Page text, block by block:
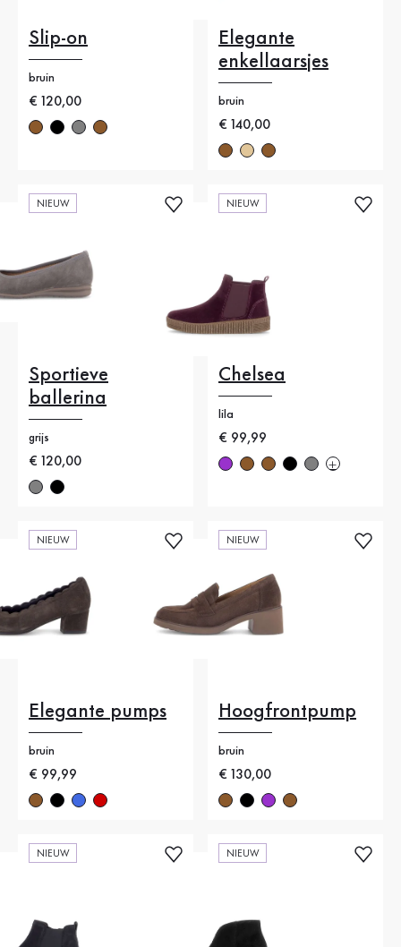
Slip-on
bruin
Nieuwe prijs
€ 120,00
Elegante
enkellaarsjes
bruin
Nieuwe prijs
€ 140,00
NIEUW
Sportieve
ballerina
grijs
Nieuwe prijs
€ 120,00
NIEUW
Chelsea
lila
Nieuwe prijs
€ 99,99
NIEUW
Elegante pumps
bruin
Nieuwe prijs
€ 99,99
NIEUW
Hoogfrontpump
bruin
Nieuwe prijs
€ 130,00
NIEUW NIEUW